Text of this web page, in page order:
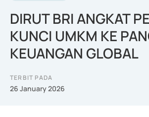
DIRUT BRI ANGKAT
KUNCI UMKM KE
KEUANGAN GLOBAL
TERBIT PADA
26 January 2026